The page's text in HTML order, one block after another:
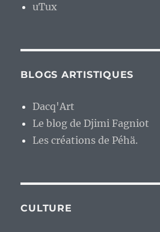
uTux
BLOGS ARTISTIQUES
Dacq'Art
Le blog de Djimi Fagniot
Les créations de Péhä.
CULTURE